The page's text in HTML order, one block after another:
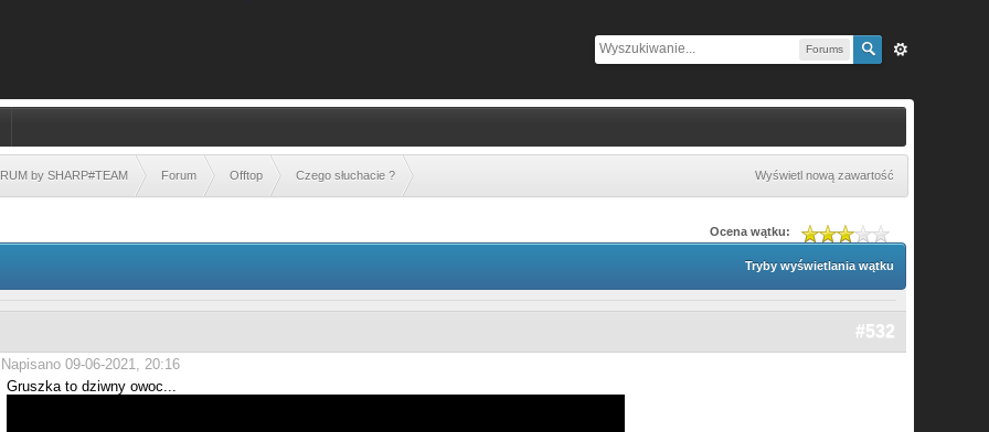
Forums
by SHARP#TEAM Forum Offtop Czego słuchacie ? Wyświetl nową zawartość
Ocena wątku:
Tryby wyświetlania wątku
#532
Napisano 09-06-2021, 20:16
Gruszka to dziwny owoc...